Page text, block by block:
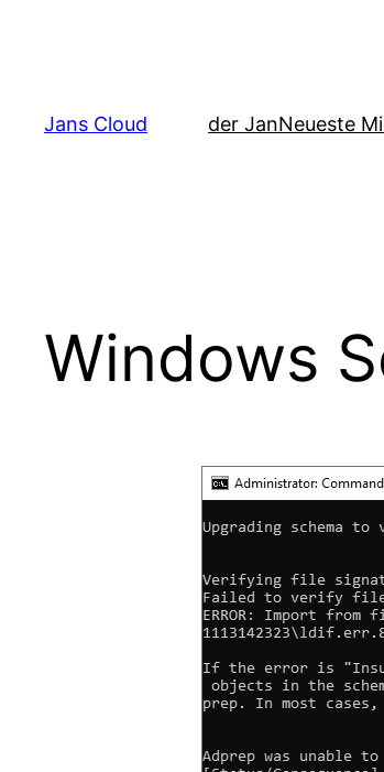
Jans Cloud
der JanNeueste
Windows